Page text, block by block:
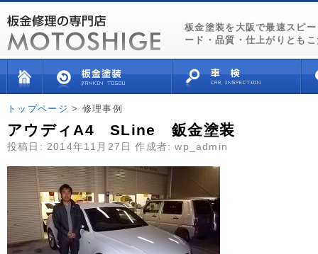
板金塗装を大阪で最速スピ
ード・品質・仕上がりとも
トップページ > 修理事例
アウディA4 SLine 鈑金塗装
投稿日: 2014年11月27日 作成者: wp_admin